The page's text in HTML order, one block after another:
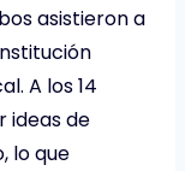
asistieron a
A los 14
ideas de
lo que